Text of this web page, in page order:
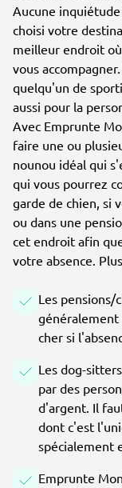
Aucune
choisi votre
meilleur endroit
vous
quelqu'un de
aussi pour la
Avec Emprunte
faire une ou
nounou idéal qui
qui vous pourrez
garde de chien, si
ou dans une
cet endroit afin
votre absence.
Les pensions/
cher si
Les dog-
par des
d'argent. Il
dont c'est
spécialement
Emprunte